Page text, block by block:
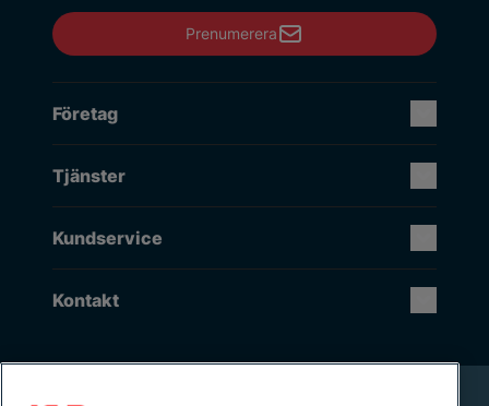
Prenumerera
Företag
Tjänster
Kundservice
Kontakt